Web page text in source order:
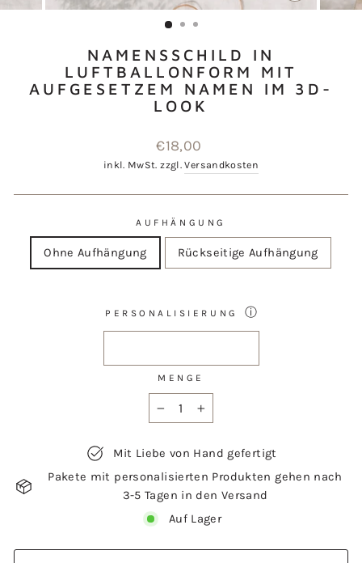
ESC)
NAMENSSCHILD IN
LUFTBALLONFORM MIT
AUFGESETZEM NAMEN IM 3D-
LOOK
Normaler
Preis
€18,00
inkl. MwSt. zzgl.Versandkosten
AUFHÄNGUNG
Ohne Aufhängung Rückseitige Aufhängung
PERSONALISIERUNG ⓘ
MENGE
Mit Liebe von Hand gefertigt
Pakete mit personalisierten Produkten gehen nach
3-5 Tagen in den Versand
Auf Lager